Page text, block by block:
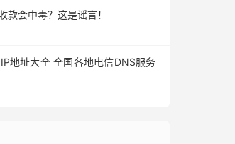
款会中毒？这是谣言！
地址大全 全国各地电信DNS服务